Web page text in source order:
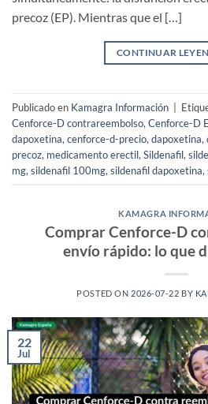
precoz (EP). Mientras que el […]
CONTINUAR
Publicado en Kamagra Información |
Cenforce-D contrareembolso, Cenforce-D
dapoxetina, cenforce-d-precio, dapoxetina,
precoz, medicamento erectil, Sildenafil,
mg, sildenafil 100mg, sildenafil dapoxetina,
KAMAGRA
Comprar Cenforce-D
envío rápido: lo que
POSTED ON 2026-07-22 BY
22
Jul